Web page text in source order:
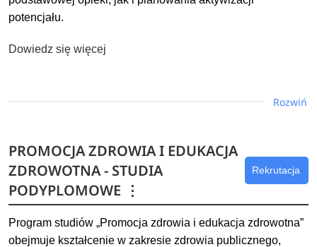
potencjału.
Dowiedz się więcej
Rozwiń
PROMOCJA ZDROWIA I EDUKACJA
ZDROWOTNA - STUDIA
PODYPLOMOWE ⋮
Rekrutacja
Program studiów „Promocja zdrowia i edukacja zdrowotna”
obejmuje kształcenie w zakresie zdrowia publicznego,